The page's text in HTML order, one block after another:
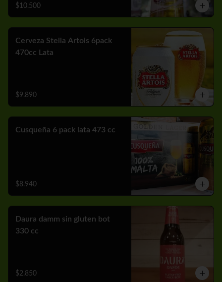
$10.500
Cerveza Stella Artois 6pack
470cc Lata
$9.890
Cusqueña 6 pack lata 473 cc
$8.940
Daura damm sin gluten bot
330 cc
$2.850